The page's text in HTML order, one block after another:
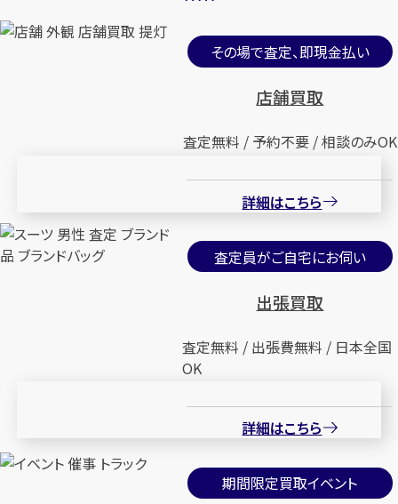
その場で査定、即現金払い
店舗買取
査定無料 / 予約不要 / 相談のみOK
詳細はこちら
査定員がご自宅にお伺い
出張買取
査定無料 / 出張費無料 / 日本全国
OK
詳細はこちら
期間限定買取イベント